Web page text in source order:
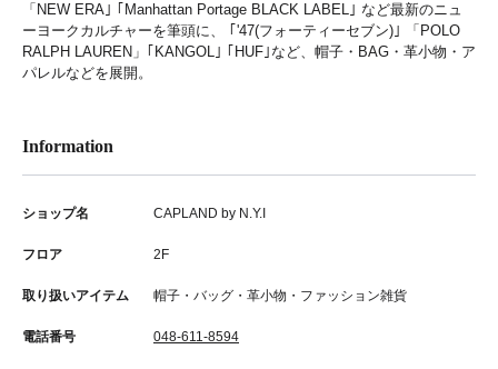
JP
「NEW ERA｣ ｢Manhattan Portage BLACK LABEL｣ など最新のニュ
ーヨークカルチャーを筆頭に、 ｢'47(フォーティーセブン)｣ 「POLO
RALPH LAUREN」｢KANGOL｣ ｢HUF｣など、帽子・BAG・革小物・ア
パレルなどを展開。
Information
ショップ名 CAPLAND by N.Y.I
フロア 2F
取り扱いアイテム 帽子・バッグ・革小物・ファッション雑貨
電話番号 048-611-8594